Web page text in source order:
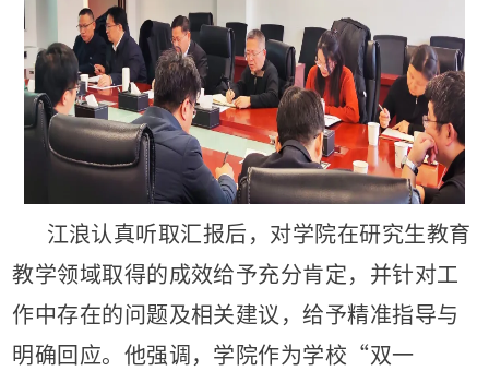
江浪认真听取汇报后，对学院在研究生教育
教学领域取得的成效给予充分肯定，并针对工
作中存在的问题及相关建议，给予精准指导与
明确回应。他强调，学院作为学校“双一